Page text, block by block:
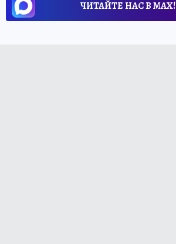
ЧИТАЙТЕ НАС В МАХ!